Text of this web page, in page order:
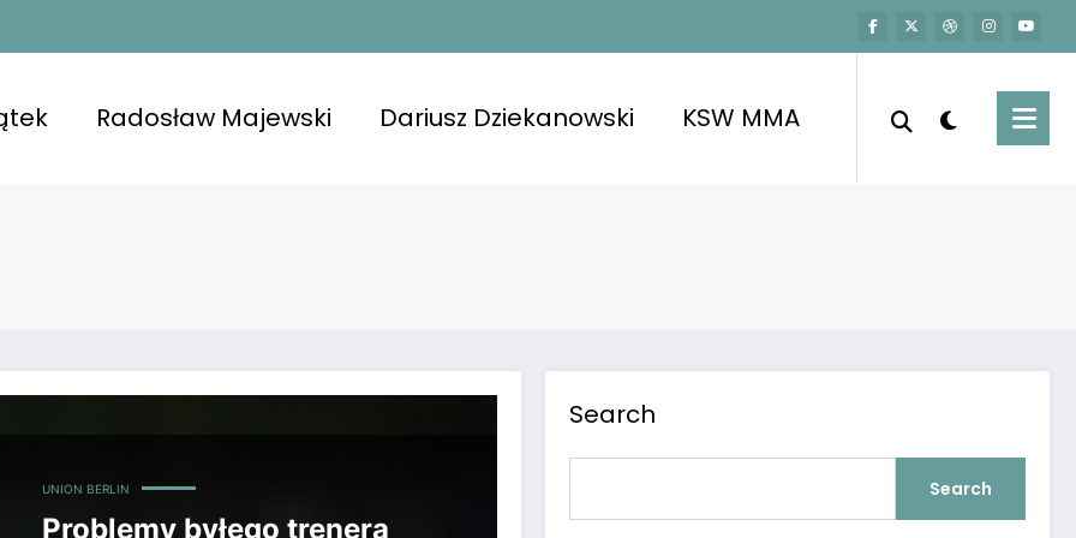
Radosław Majewski Dariusz Dziekanowski KSW MMA
że to będzie koniec
UNION BERLIN
Problemy byłego trenera
Search
Search